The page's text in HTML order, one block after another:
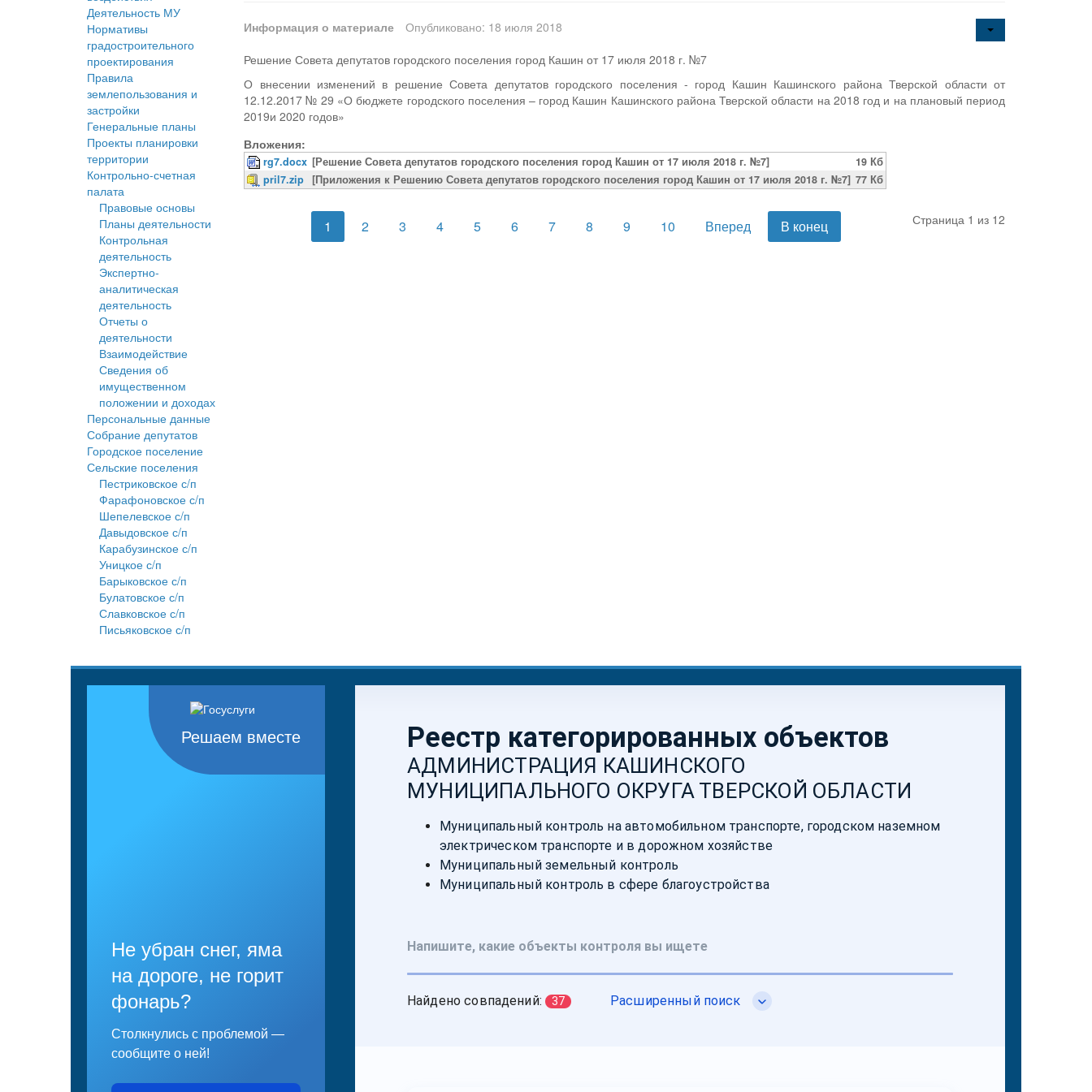
Деятельность МУ
Нормативы
градостроительного
проектирования
Правила
землепользования и
застройки
Генеральные планы
Проекты планировки
территории
Контрольно-счетная
палата
Правовые основы
Планы деятельности
Контрольная
деятельность
Экспертно-
аналитическая
деятельность
Отчеты о
деятельности
Взаимодействие
Сведения об
имущественном
положении и доходах
Персональные данные
Собрание депутатов
Городское поселение
Сельские поселения
Пестриковское с/п
Фарафоновское с/п
Шепелевское с/п
Давыдовское с/п
Карабузинское с/п
Уницкое с/п
Барыковское с/п
Булатовское с/п
Славковское с/п
Письяковское с/п
Информация о материале
Опубликовано: 18 июля 2018
Решение Совета депутатов городского поселения город Кашин от 17 июля 2018 г. №7
О внесении изменений в решение Совета депутатов городского поселения - город Кашин Кашинского района Тверской области от
12.12.2017 № 29 «О бюджете городского поселения – город Кашин Кашинского района Тверской области на 2018 год и на плановый период
2019и 2020 годов»
Вложения:
rg7.docx [Решение Совета депутатов городского поселения город Кашин от 17 июля 2018 г. №7]
19 Кб
pril7.zip
[Приложения к Решению Совета депутатов городского поселения город Кашин от 17 июля 2018 г. №7] 77 Кб
Страница 1 из 12
1 2 3 4 5 6 7 8 9 10 Вперед В конец
Решаем вместе
Не убран снег, яма
на дороге, не горит
фонарь?
Столкнулись с проблемой —
сообщите о ней!